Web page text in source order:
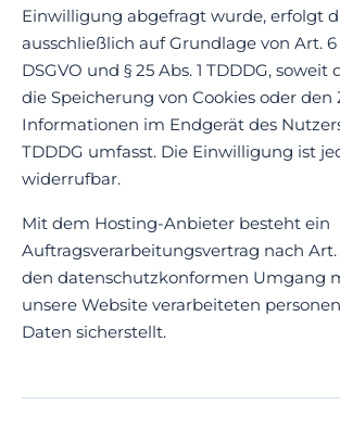
Einwilligung abgefragt wurde, erfolgt
ausschließlich auf Grundlage von Art. 6
DSGVO und § 25 Abs. 1 TDDDG,
die Speicherung von Cookies oder den
Informationen im Endgerät des
TDDDG umfasst. Die Einwilligung ist
widerrufbar.
Mit dem Hosting-Anbieter besteht ein
Auftragsverarbeitungsvertrag nach Art.
den datenschutzkonformen Umgang
unsere Website verarbeiteten
Daten sicherstellt.